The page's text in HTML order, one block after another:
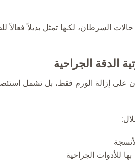
السرطان، لكنها تمثل بديلاً فعالاً
الدقة الجراحية
على إزالة الورم فقط، بل تشمل
للأدوات الجراحية